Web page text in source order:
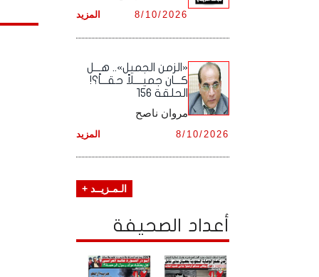
المزيد 8/10/2026
«الزمن الجميل».. هـــل
كـــان جميــــلاً حقـــاً؟!
الحلقة 156
مروان ناصح
المزيد 8/10/2026
الـمـزيــد +
أعداد الصحيفة